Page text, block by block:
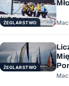
ŻEGLARSTWO
ŻEGLARSTWO